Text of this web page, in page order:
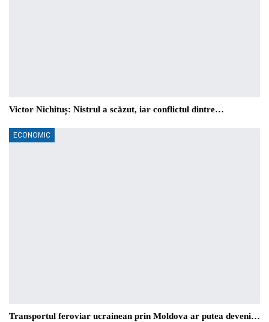
Victor Nichituș: Nistrul a scăzut, iar conflictul dintre…
ECONOMIC
Transportul feroviar ucrainean prin Moldova ar putea deveni…